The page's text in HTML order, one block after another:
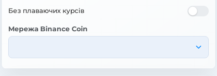
Без плаваючих курсів
Мережа Binance Coin